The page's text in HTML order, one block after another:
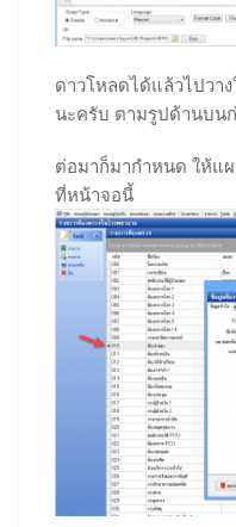
ดาวโหลดได้แล้วไปวา
นะครับ ตามรูปด้านบน
ต่อมาก็มากำหนด ให้แ
ที่หน้าจอนี้